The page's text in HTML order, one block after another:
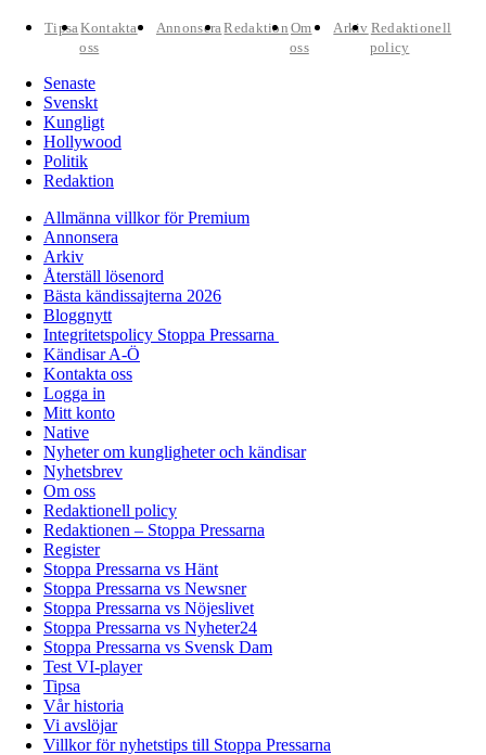
TipsaKontakta
oss
AnnonseraRedaktion Om
oss
Arkiv Redaktionell
policy
Senaste
Svenskt
Kungligt
Hollywood
Politik
Redaktion
Allmänna villkor för Premium
Annonsera
Arkiv
Återställ lösenord
Bästa kändissajterna 2026
Bloggnytt
Integritetspolicy Stoppa Pressarna
Kändisar A-Ö
Kontakta oss
Logga in
Mitt konto
Native
Nyheter om kungligheter och kändisar
Nyhetsbrev
Om oss
Redaktionell policy
Redaktionen – Stoppa Pressarna
Register
Stoppa Pressarna vs Hänt
Stoppa Pressarna vs Newsner
Stoppa Pressarna vs Nöjeslivet
Stoppa Pressarna vs Nyheter24
Stoppa Pressarna vs Svensk Dam
Test VI-player
Tipsa
Vår historia
Vi avslöjar
Villkor för nyhetstips till Stoppa Pressarna